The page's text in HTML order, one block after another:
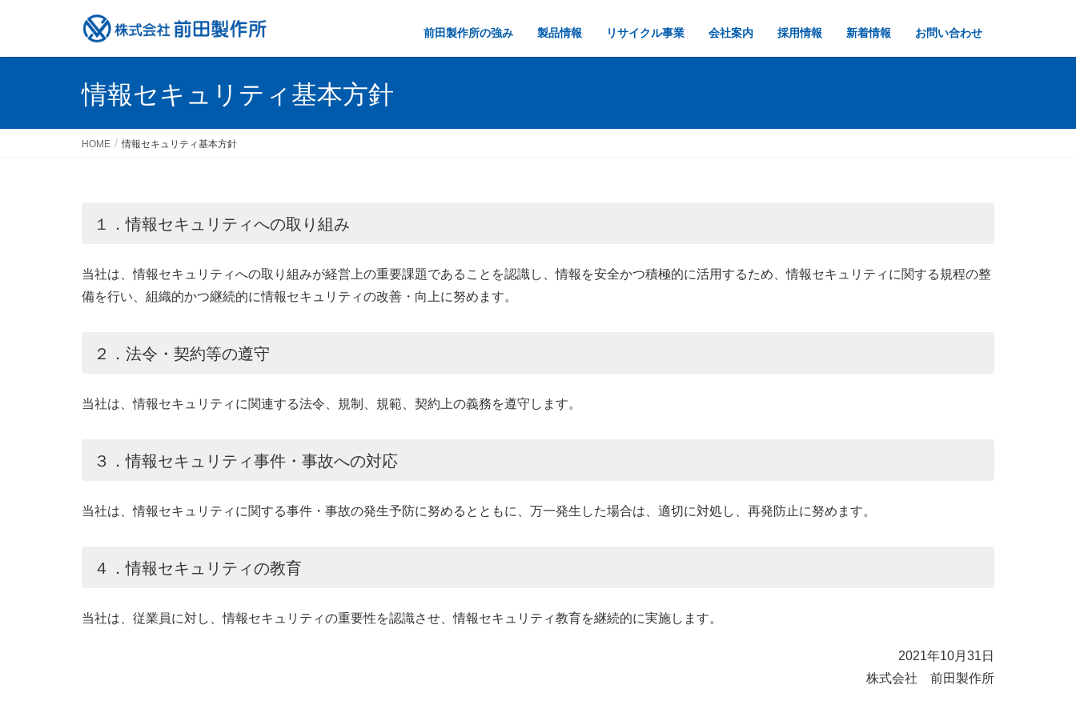
前田製作所の強み 製品情報 リサイクル事業 会社案内 採用情報 新着情報 お問い合わせ
情報セキュリティ基本方針
HOME 情報セキュリティ基本方針
１．情報セキュリティへの取り組み
当社は、情報セキュリティへの取り組みが経営上の重要課題であることを認識し、情報を安全かつ積極的に活用するため、情報セキュリティに関する規程の整
備を行い、組織的かつ継続的に情報セキュリティの改善・向上に努めます。
２．法令・契約等の遵守
当社は、情報セキュリティに関連する法令、規制、規範、契約上の義務を遵守します。
３．情報セキュリティ事件・事故への対応
当社は、情報セキュリティに関する事件・事故の発生予防に努めるとともに、万一発生した場合は、適切に対処し、再発防止に努めます。
４．情報セキュリティの教育
当社は、従業員に対し、情報セキュリティの重要性を認識させ、情報セキュリティ教育を継続的に実施します。
2021年10月31日
株式会社 前田製作所